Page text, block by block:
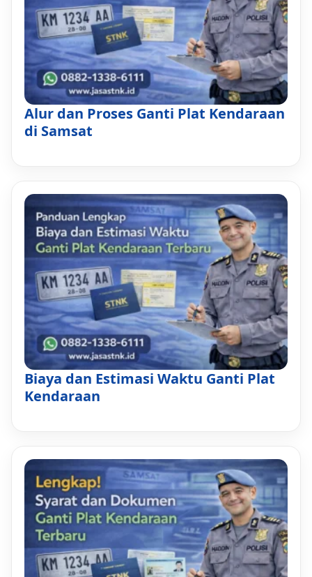
Alur dan Proses Ganti Plat Kendaraan
di Samsat
Biaya dan Estimasi Waktu Ganti Plat
Kendaraan